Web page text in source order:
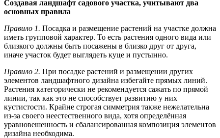
Создавая ландшафт садового участка, учитывают два
основных правила
Правило 1. Посадка и размещение растений на участке должна
иметь групповой характер. То есть растения одного вида или
близкого должны быть посажены в близко друг от друга,
иначе участок будет выглядеть куце и пустынно.
Правило 2. При посадке растений и размещении других
элементов ландшафтного дизайна избегайте прямых линий.
Растения категорически не рекомендуется сажать по прямой
линии, так как это не способствует развитию у них
кустистости. Крайне строгая симметрия также нежелательна
из-за своего неестественного вида, хотя определённая
уравновешенность и сбалансированная композиция элементов
дизайна необходима.